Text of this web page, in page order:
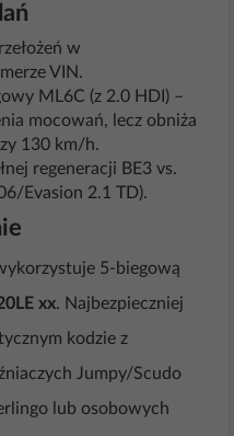
w
VIN.
ML6C (z 2.0 HDI) –
mocowań, lecz obniża
130 km/h.
regeneracji BE3 vs.
Evasion 2.1 TD).
5-biegową
xx. Najbezpieczniej
kodzie z
Jumpy/Scudo
lub osobowych